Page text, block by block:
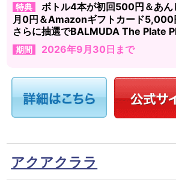
特典
ボトル4本が初回500円＆あん
月0円＆Amazonギフトカード5,000
さらに抽選でBALMUDA The Plate
期間 2026年9月30日まで
アクアクララ